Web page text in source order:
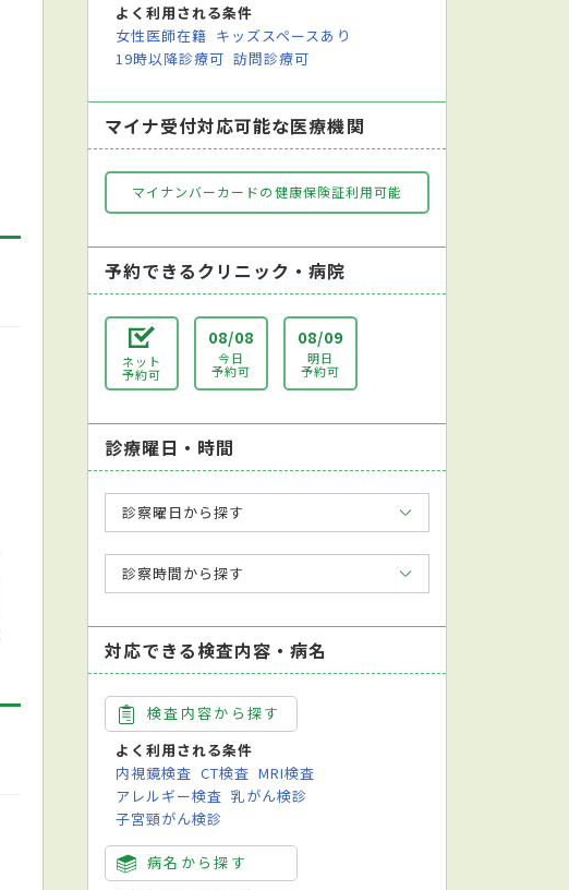
よく利用される条件
女性医師在籍 キッズスペースあり
19時以降診療可 訪問診療可
マイナ受付対応可能な医療機関
マイナンバーカードの健康保険証利用可能
予約できるクリニック・病院
ネット
予約可
08/08
今日
予約可
08/09
明日
予約可
診療曜日・時間
診察曜日から探す
診察時間から探す
対応できる検査内容・病名
検査内容から探す
よく利用される条件
内視鏡検査 CT検査 MRI検査
アレルギー検査 乳がん検診
子宮頸がん検診
病名から探す